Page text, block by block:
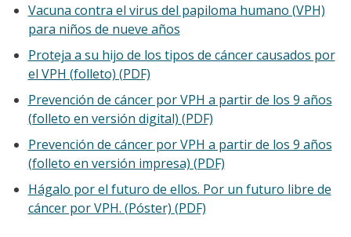
Vacuna contra el virus del papiloma humano (VPH)
para niños de nueve años
Proteja a su hijo de los tipos de cáncer causados por
el VPH (folleto) (PDF)
Prevención de cáncer por VPH a partir de los 9 años
(folleto en versión digital) (PDF)
Prevención de cáncer por VPH a partir de los 9 años
(folleto en versión impresa) (PDF)
Hágalo por el futuro de ellos. Por un futuro libre de
cáncer por VPH. (Póster) (PDF)